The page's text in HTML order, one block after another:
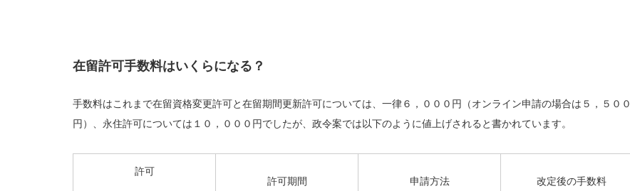
在留許可手数料はいくらになる？
手数料はこれまで在留資格変更許可と在留期間更新許可については、一律６，０００円（オンライン申請の場合は５，５００
円）、永住許可については１０，０００円でしたが、政令案では以下のように値上げされると書かれています。
許可
許可期間
申請方法 改定後の手数料